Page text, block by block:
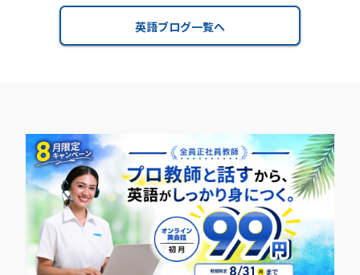
英語ブログ一覧へ